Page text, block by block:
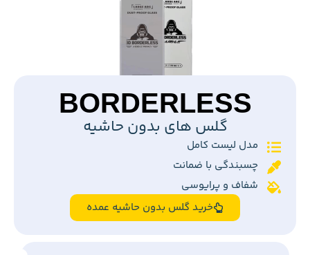
BORDERLESS
گلس های بدون حاشیه
مدل لیست کامل
چسبندگی با ضمانت
شفاف و پرایوسی
خرید گلس بدون حاشیه عمده